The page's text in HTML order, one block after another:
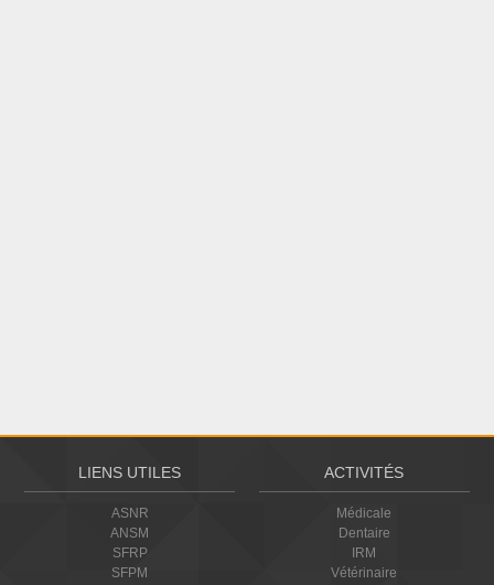
LIENS UTILES
ASNR
ANSM
SFRP
SFPM
ACTIVITÉS
Médicale
Dentaire
IRM
Vétérinaire